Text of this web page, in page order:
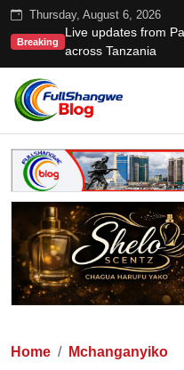
Thursday, August 6, 2026
Breaking
Live updates from
across Tanzania
Home Mchanganyiko